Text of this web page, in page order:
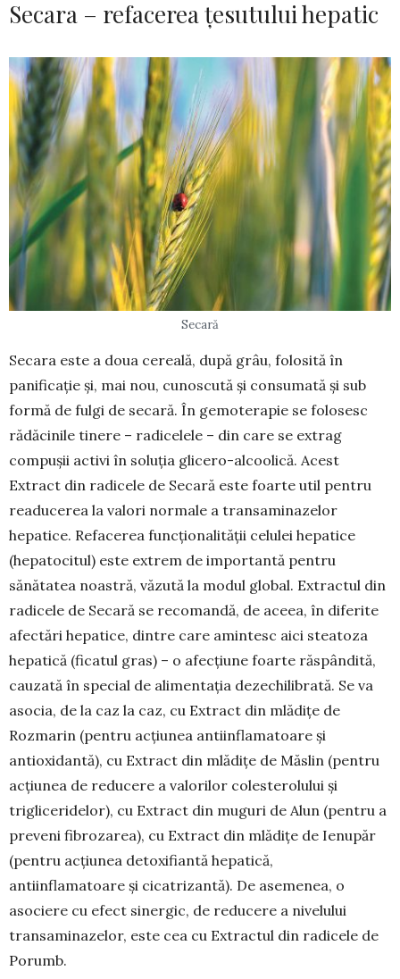
Secara – refacerea țesutului hepatic
Secară
Secara este a doua cereală, după grâu, folosită în
panificație și, mai nou, cunoscută și consumată și sub
formă de fulgi de secară. În gemoterapie se folosesc
rădăcinile tinere – radicelele – din care se extrag
compușii activi în soluția glicero-al­coolică. Acest
Extract din radicele de Secară este foarte util pentru
readucerea la valori normale a trans­ami­nazelor
hepatice. Refa­cerea funcțio­na­lității celulei hepatice
(hepatocitul) este extrem de importantă pentru
sănătatea noastră, văzută la modul global. Ex­tractul din
ra­dicele de Secară se recomandă, de aceea, în diferite
afectări hepatice, dintre care amin­tesc aici steatoza
hepatică (fi­catul gras) – o afecțiune foarte răspândită,
cau­zată în special de alimentația dez­echi­librată. Se va
asocia, de la caz la caz, cu Extract din mlădițe de
Rozmarin (pentru acțiunea antiinflamatoare și
antioxidantă), cu Ex­tract din mlădițe de Măslin (pentru
acțiunea de reducere a valorilor coles­terolului și
triglice­ridelor), cu Extract din muguri de Alun (pentru a
preveni fibrozarea), cu Extract din mlădițe de Ienupăr
(pentru acțiunea detoxi­fiantă hepatică,
antiinflamatoare și cicatrizantă). De asemenea, o
asociere cu efect sinergic, de reducere a nivelului
transaminazelor, este cea cu Extractul din radicele de
Porumb.